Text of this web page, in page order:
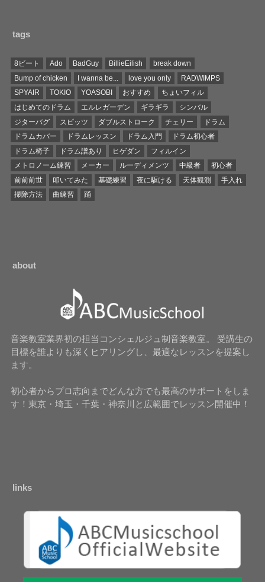
tags
8ビート Ado BadGuy BillieEilish
break down
Bump of chicken
I wanna be... love you only
RADWIMPS
SPYAIR
TOKIO YOASOBI おすすめ
ちょいフィル
はじめてのドラム
エルレガーデン ギラギラ
シンバル
ジターバグ
スピッツ ダブルストローク チェリー
ドラム
ドラムカバー
ドラムレッスン ドラム入門
ドラム初心者
ドラム椅子
ドラム譜あり ヒゲダン
フィルイン
メトロノーム練習
メーカー ルーディメンツ 中級者
初心者
前前前世
叩いてみた 基礎練習 夜に駆ける 天体観測
手入れ
掃除方法
曲練習 踊
about
音楽教室業界初の担当コンシェルジュ制音楽教室。 受講生の
目標を誰よりも深くヒアリングし、最適なレッスンを提案し
ます。
初心者からプロ志向までどんな方でも最高のサポートをしま
す！東京・埼玉・千葉・神奈川と広範囲でレッスン開催中！
links